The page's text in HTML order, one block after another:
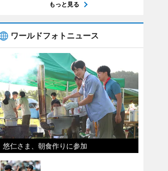
もっと見る
ワールドフォトニュース
悠仁さま、朝食作りに参加